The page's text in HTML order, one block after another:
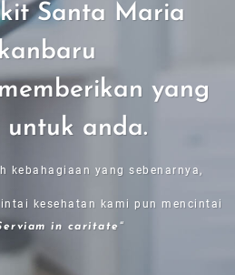
Santa Maria
yang
anda.
kebahagiaan yang sebenarnya,
kesehatan kami pun mencintai
in caritate “